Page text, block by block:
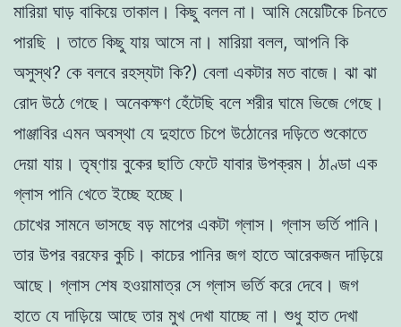
মারিয়া ঘাড় বাকিয়েতাকাল। কিছু বলল না । আমি মেয়েটিকে চিনতে
পারছি ।তাতে কিছু যায় আসে না । মারিয়া বলল, আপনি কি
অসুস্থ? কে বলবে রহস্যটা কি?) বেলা একটার মত বাজে। ঝা ঝা
রােদ উঠে গেছে। অনেকক্ষণ হেঁটেছি বলে শরীর ঘামে ভিজে গেছে।
পাঞ্জাবির এমন অবস্থা যে দুহাতে চিপে উঠোনের দড়িতে শুকোতে
দেয়া যায় ।তৃষ্ণায় বুকের ছাতি ফেটে যাবার উপক্রম। ঠাণ্ডা এক
গ্লাস পানি খেতে ইচ্ছে হচ্ছে।
চোখের সামনে ভাসছে বড় মাপের একটা গ্লাস। গ্লাস ভর্তি পানি।
তার উপর বরফের কুচি। কাচের পানির জগ হাতে আরেকজনদাড়িয়ে
আছে। গ্লাস শেষ হওয়ামাত্র সে গ্লাস ভর্তি করে দেবে। জগ
হাতে যে দাড়িয়ে আছে তার মুখ দেখা যাচ্ছে না ।শুধু হাত দেখা